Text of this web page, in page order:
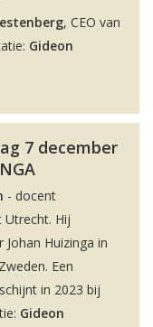
, CEO van
Gideon
7 december
- docent
Utrecht. Hij
Huizinga in
Een
in 2023 bij
Gideon